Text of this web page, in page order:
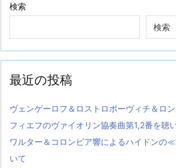
検索
検索
最近の投稿
ヴェンゲーロフ＆ロストロポーヴィチ＆ロ
フィエフのヴァイオリン協奏曲第1,2番を聴
ワルター＆コロンビア響によるハイドン
いて